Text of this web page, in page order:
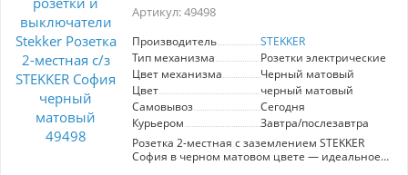
Артикул: 49498
Производитель
STEKKER
Тип механизма
Розетки электрические
Цвет механизма
Черный матовый
Цвет
черный матовый
Самовывоз
Сегодня
Курьером
Завтра/послезавтра
Розетка 2-местная с заземлением STEKKER
София в черном матовом цвете — идеальное